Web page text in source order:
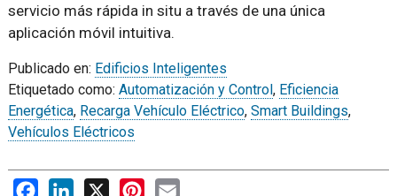
servicio más rápida in situ a través de una única
aplicación móvil intuitiva.
Publicado en: Edificios Inteligentes
Etiquetado como: Automatización y Control, Eficiencia
Energética, Recarga Vehículo Eléctrico, Smart Buildings,
Vehículos Eléctricos
FacebookLinkedIn
X PinterestEmail